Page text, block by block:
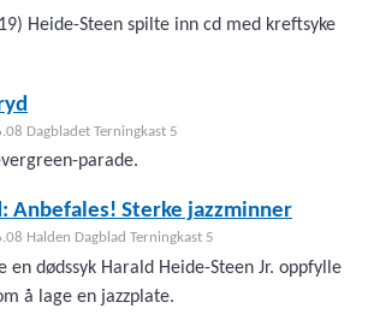
Heide-Steen spilte inn cd med kreftsyke
Dagbladet Terningkast 5
parade.
Anbefales! Sterke jazzminner
Halden Dagblad Terningkast 5
en dødssyk Harald Heide-Steen Jr. oppfylle
å lage en jazzplate.